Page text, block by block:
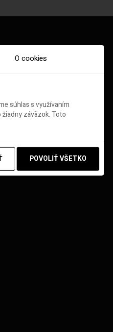
O cookies
súhlas s využívaním
záväzok. Toto
POVOLIŤ VŠETKO